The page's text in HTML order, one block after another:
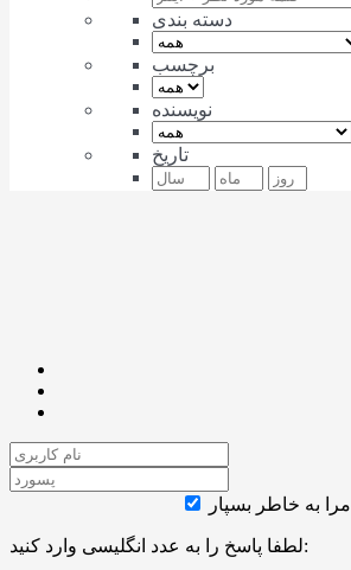
دسته بندی
برچسب
نویسنده
تاریخ
مرا به خاطر بسپار
لطفا پاسخ را به عدد انگلیسی وارد کنید: